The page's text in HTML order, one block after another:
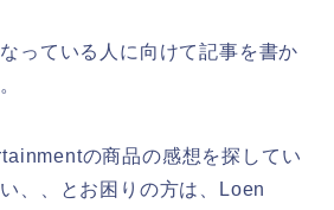
っている人に向けて記事を書か
の商品の感想を探してい
、、とお困りの方は、Loen